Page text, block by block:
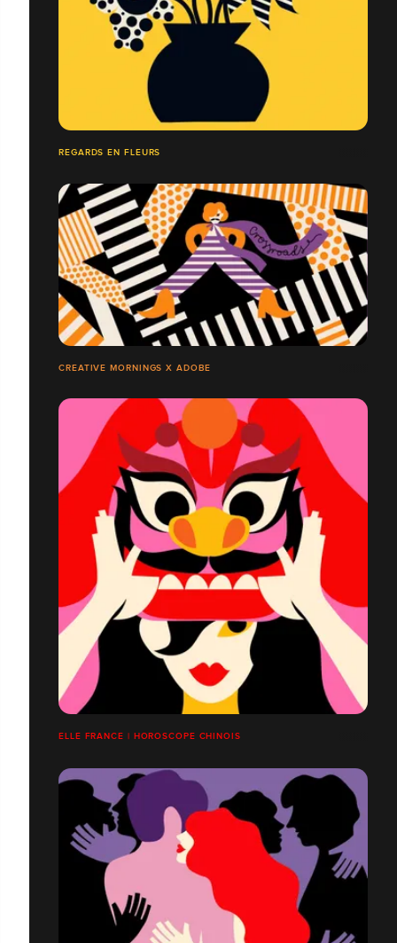
REGARDS EN FLEURS
CREATIVE MORNINGS X ADOBE
ELLE FRANCE | HOROSCOPE CHINOIS